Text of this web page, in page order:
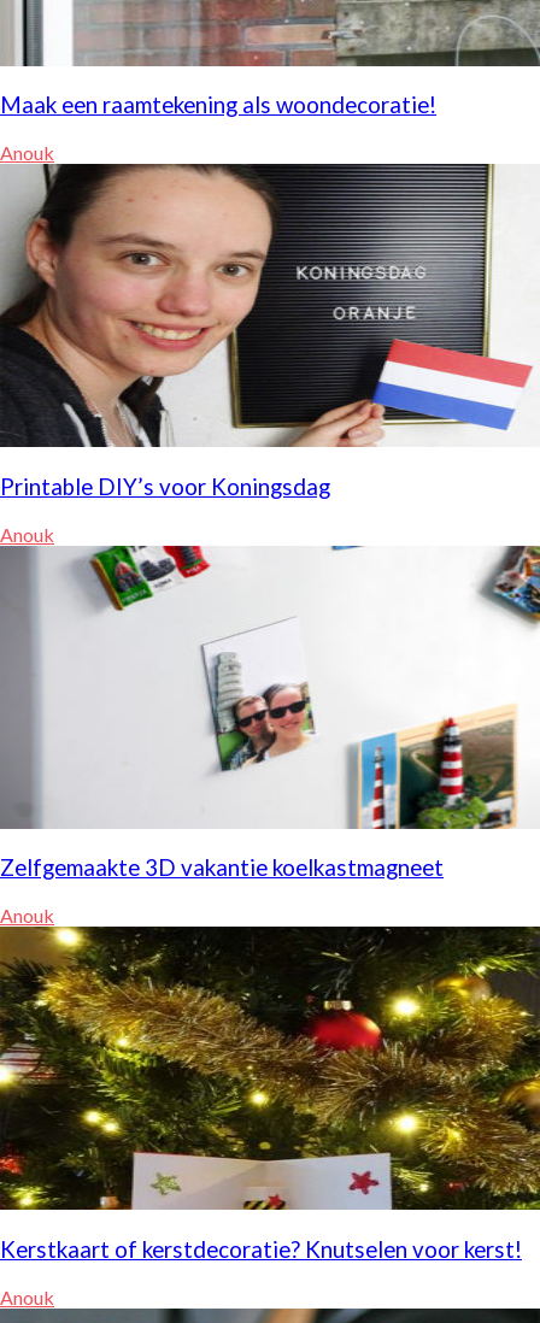
Maak een raamtekening als woondecoratie!
Anouk
Printable DIY’s voor Koningsdag
Anouk
Zelfgemaakte 3D vakantie koelkastmagneet
Anouk
Kerstkaart of kerstdecoratie? Knutselen voor kerst!
Anouk